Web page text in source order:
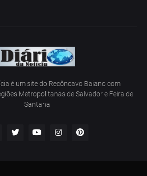
é um site do Recôncavo Baiano com
Metropolitanas de Salvador e Feira de
Santana